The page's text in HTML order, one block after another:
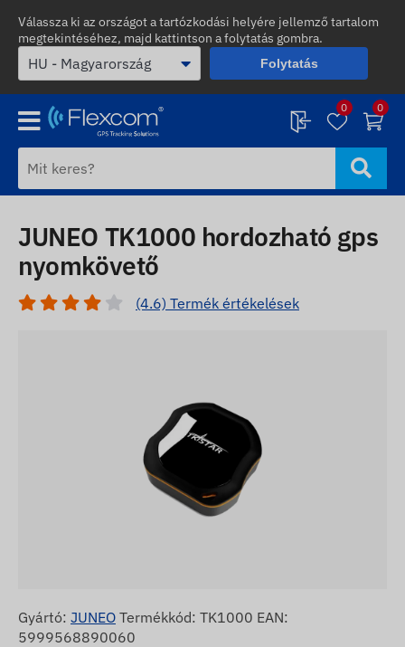
Válassza ki az országot a tartózkodási helyére jellemző tartalom
megtekintéséhez, majd kattintson a folytatás gombra.
Folytatás
0 0
JUNEO TK1000 hordozható gps
nyomkövető
(4.6) Termék értékelések
Gyártó: JUNEO Termékkód: TK1000 EAN:
5999568890060